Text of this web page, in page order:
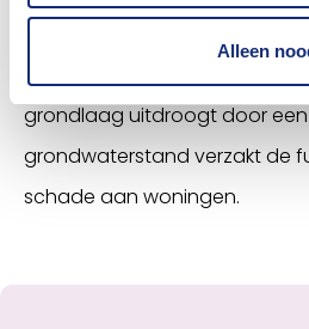
Alleen
grondlaag uitdroogt door
grondwaterstand verzakt de
schade aan woningen.